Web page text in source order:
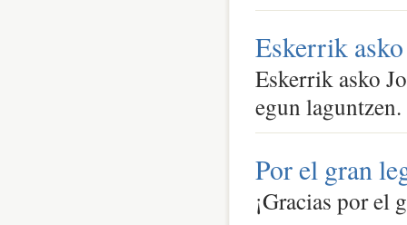
Eskerrik
Eskerrik asko
egun
Por el gran
¡Gracias por el